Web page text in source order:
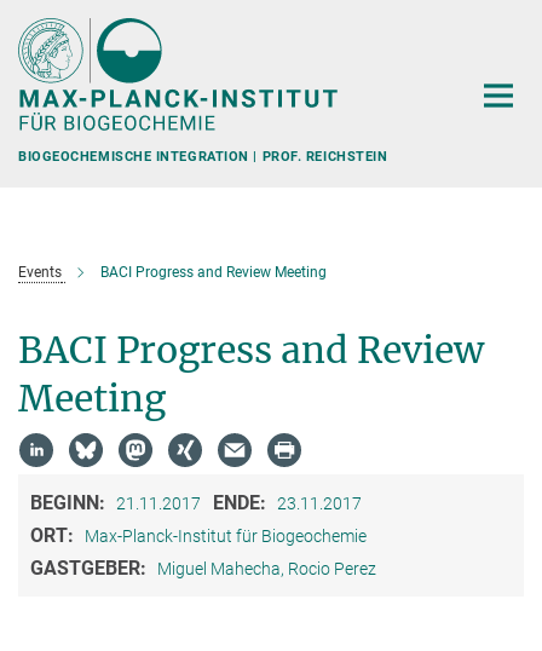
Hauptinhalt
BIOGEOCHEMISCHE INTEGRATION | PROF. REICHSTEIN
Events BACI Progress and Review Meeting
BACI Progress and Review
Meeting
BEGINN: 21.11.2017 ENDE: 23.11.2017
ORT: Max-Planck-Institut für Biogeochemie
GASTGEBER: Miguel Mahecha, Rocio Perez